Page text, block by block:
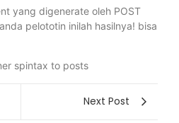
yang digenerate oleh POST
pelototin inilah hasilnya! bisa
Next Post